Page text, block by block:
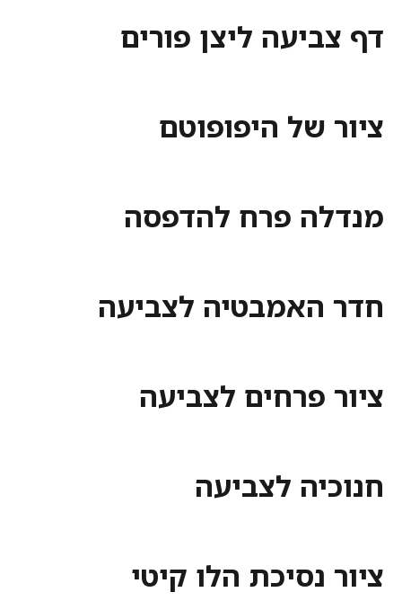
דף צביעה ליצן פורים
ציור של היפופוטם
מנדלה פרח להדפסה
חדר האמבטיה לצביעה
ציור פרחים לצביעה
חנוכיה לצביעה
ציור נסיכת הלו קיטי